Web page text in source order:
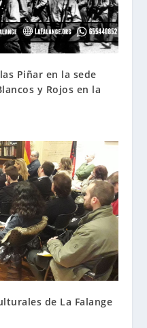
Piñar en la sede
y Rojos en la
de La Falange